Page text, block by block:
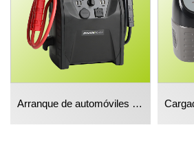
Arranque de automóviles con batería de plomo ácido